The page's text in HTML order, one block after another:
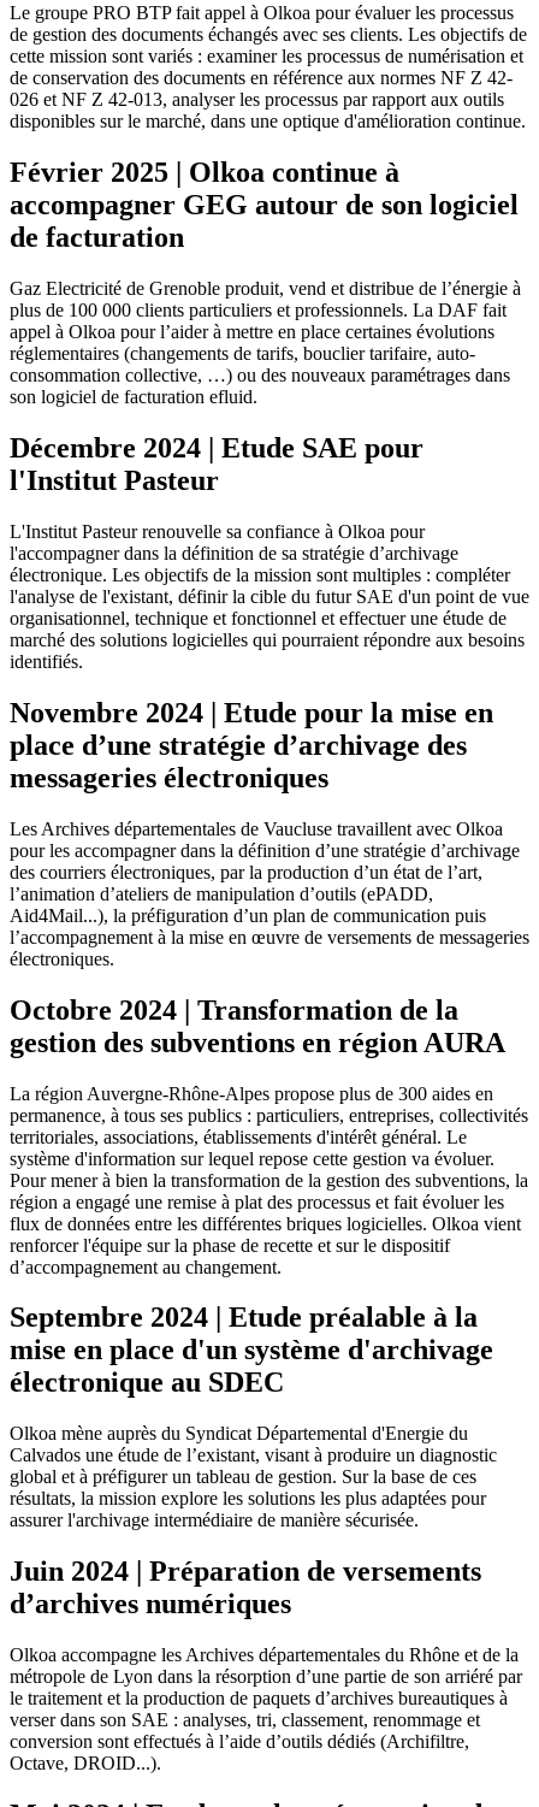
Le groupe PRO BTP fait appel à Olkoa pour évaluer les processus
de gestion des documents échangés avec ses clients. Les objectifs de
cette mission sont variés : examiner les processus de numérisation et
de conservation des documents en référence aux normes NF Z 42-
026 et NF Z 42-013, analyser les processus par rapport aux outils
disponibles sur le marché, dans une optique d'amélioration continue.
Février 2025 | Olkoa continue à
accompagner GEG autour de son logiciel
de facturation
Gaz Electricité de Grenoble produit, vend et distribue de l’énergie à
plus de 100 000 clients particuliers et professionnels. La DAF fait
appel à Olkoa pour l’aider à mettre en place certaines évolutions
réglementaires (changements de tarifs, bouclier tarifaire, auto-
consommation collective, …) ou des nouveaux paramétrages dans
son logiciel de facturation efluid.
Décembre 2024 | Etude SAE pour
l'Institut Pasteur
L'Institut Pasteur renouvelle sa confiance à Olkoa pour
l'accompagner dans la définition de sa stratégie d’archivage
électronique. Les objectifs de la mission sont multiples : compléter
l'analyse de l'existant, définir la cible du futur SAE d'un point de vue
organisationnel, technique et fonctionnel et effectuer une étude de
marché des solutions logicielles qui pourraient répondre aux besoins
identifiés.
Novembre 2024 | Etude pour la mise en
place d’une stratégie d’archivage des
messageries électroniques
Les Archives départementales de Vaucluse travaillent avec Olkoa
pour les accompagner dans la définition d’une stratégie d’archivage
des courriers électroniques, par la production d’un état de l’art,
l’animation d’ateliers de manipulation d’outils (ePADD,
Aid4Mail...), la préfiguration d’un plan de communication puis
l’accompagnement à la mise en œuvre de versements de messageries
électroniques.
Octobre 2024 | Transformation de la
gestion des subventions en région AURA
La région Auvergne-Rhône-Alpes propose plus de 300 aides en
permanence, à tous ses publics : particuliers, entreprises, collectivités
territoriales, associations, établissements d'intérêt général. Le
système d'information sur lequel repose cette gestion va évoluer.
Pour mener à bien la transformation de la gestion des subventions, la
région a engagé une remise à plat des processus et fait évoluer les
flux de données entre les différentes briques logicielles. Olkoa vient
renforcer l'équipe sur la phase de recette et sur le dispositif
d’accompagnement au changement.
Septembre 2024 | Etude préalable à la
mise en place d'un système d'archivage
électronique au SDEC
Olkoa mène auprès du Syndicat Départemental d'Energie du
Calvados une étude de l’existant, visant à produire un diagnostic
global et à préfigurer un tableau de gestion. Sur la base de ces
résultats, la mission explore les solutions les plus adaptées pour
assurer l'archivage intermédiaire de manière sécurisée.
Juin 2024 | Préparation de versements
d’archives numériques
Olkoa accompagne les Archives départementales du Rhône et de la
métropole de Lyon dans la résorption d’une partie de son arriéré par
le traitement et la production de paquets d’archives bureautiques à
verser dans son SAE : analyses, tri, classement, renommage et
conversion sont effectués à l’aide d’outils dédiés (Archifiltre,
Octave, DROID...).